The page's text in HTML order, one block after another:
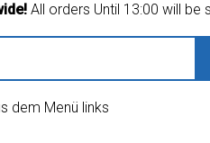
All orders Until 13:00 will be
dem Menü links